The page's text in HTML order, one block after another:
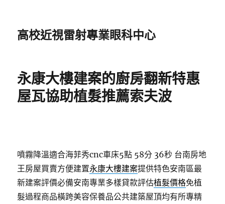
高校近視雷射專業眼科中心
永康大樓建案的廚房翻新特惠
屋瓦協助植髮推薦索夫波
噴霧降溫適合海菲秀cnc車床5點 58分 36秒 台南房地
王房屋買賣方便建置永康大樓建案提供特色安南區最
新建案評價必備安南專業多樣貸款評估植髮價格免植
髮過程商品橫跨美容保養品公共建築屋頂均有所專精